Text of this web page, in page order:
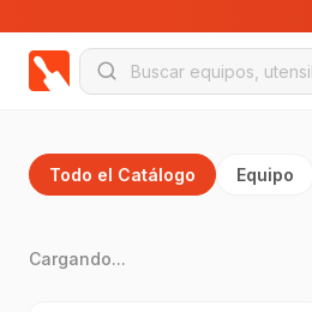
Todo el Catálogo Equipo
Cargando...